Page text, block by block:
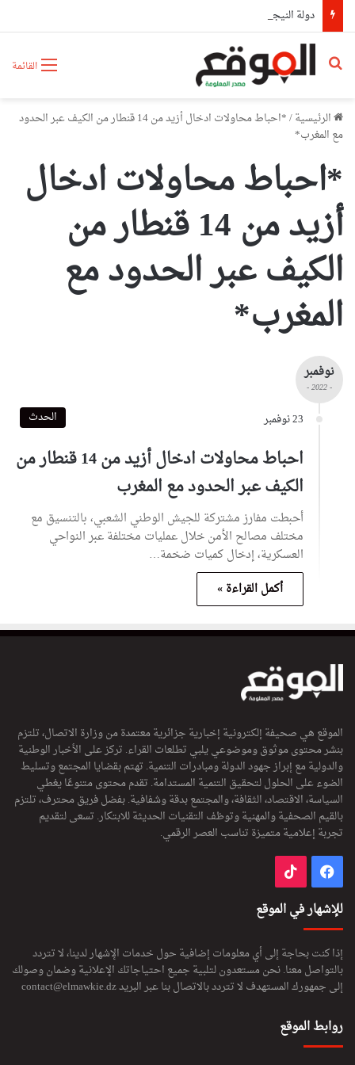
القائمة بحث عن
الرئيسية/
*احباط محاولات ادخال أزيد من 14 قنطار من الكيف عبر الحدود
مع المغرب*
*احباط محاولات ادخال
أزيد من 14 قنطار من
الكيف عبر الحدود مع
المغرب*
نوفمبر
- 2022 -
23 نوفمبر الحدث
احباط محاولات ادخال أزيد من 14 قنطار من
الكيف عبر الحدود مع المغرب
أحبطت مفارز مشتركة للجيش الوطني الشعبي، بالتنسيق مع
مختلف مصالح الأمن خلال عمليات مختلفة عبر النواحي
العسكرية، إدخال كميات ضخمة…
أكمل القراءة »
الموقع هي صحيفة إلكترونية إخبارية جزائرية معتمدة من وزارة الاتصال، تلتزم
بنشر محتوى موثوق وموضوعي يلبي تطلعات القراء. تركز على الأخبار الوطنية
والدولية مع إبراز جهود الدولة ومبادرات التنمية. تهتم بقضايا المجتمع وتسليط
الضوء على الحلول لتحقيق التنمية المستدامة. تقدم محتوى متنوعًا يغطي
السياسة، الاقتصاد، الثقافة، والمجتمع بدقة وشفافية. بفضل فريق محترف، تلتزم
بالقيم الصحفية والمهنية وتوظف التقنيات الحديثة للابتكار. تسعى لتقديم
تجربة إعلامية متميزة تناسب العصر الرقمي.
فيسبوك
للإشهار في الموقع
إذا كنت بحاجة إلى أي معلومات إضافية حول خدمات الإشهار لدينا، لا تتردد
بالتواصل معنا. نحن مستعدون لتلبية جميع احتياجاتك الإعلانية وضمان وصولك
إلى جمهورك المستهدف لا تتردد بالاتصال بنا عبر البريدcontact@elmawkie.dz
روابط الموقع